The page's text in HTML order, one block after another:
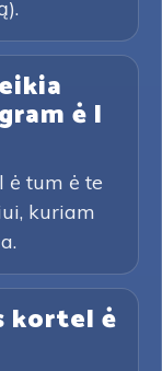
ė l
ė tum ė te
kuriam
kortel ė